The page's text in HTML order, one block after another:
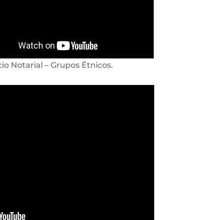
Notarial – Grupos Étnicos.